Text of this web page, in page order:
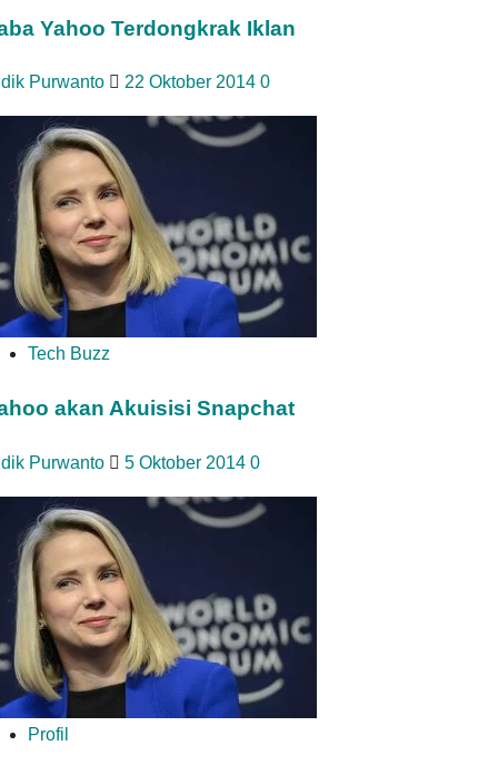
Yahoo Terdongkrak Iklan
Purwanto 22 Oktober 2014 0
Tech Buzz
akan Akuisisi Snapchat
Purwanto 5 Oktober 2014 0
Profil